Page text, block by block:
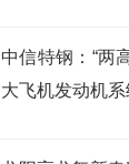
端”三位一体布
中信特钢：“两
大飞机发动机